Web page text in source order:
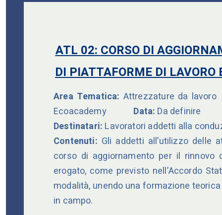
ATL 02:CORSO DI
DI PIATTAFORME DI
Area Tematica: Attrezzature da lavoro
EcoacademyData: Da definire
Destinatari: Lavoratori addetti alla
Contenuti: Gli addetti all’utilizzo delle
corso di aggiornamento per il rinnovo
erogato, come previsto nell’Accordo
modalità, unendo una formazione
in campo.